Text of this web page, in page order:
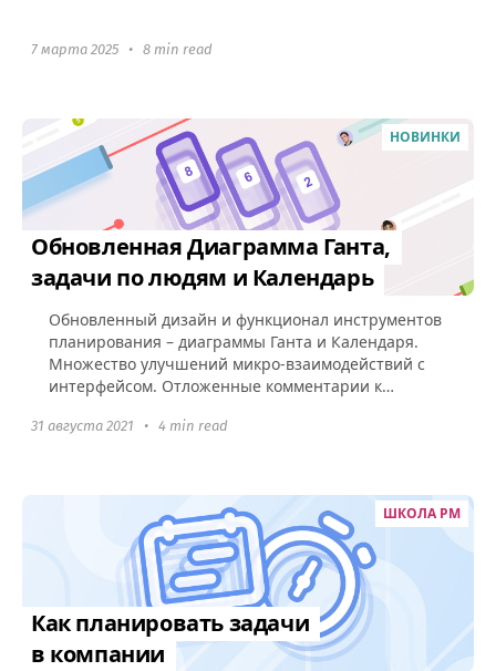
7 марта 2025 • 8 min read
НОВИНКИ
Обновленная Диаграмма Ганта,
задачи по людям и Календарь
Обновленный дизайн и функционал инструментов
планирования – диаграммы Ганта и Календаря.
Множество улучшений микро-взаимодействий с
интерфейсом. Отложенные комментарии к
31 августа 2021 • 4 min read
ШКОЛА PM
Как планировать задачи
в компании